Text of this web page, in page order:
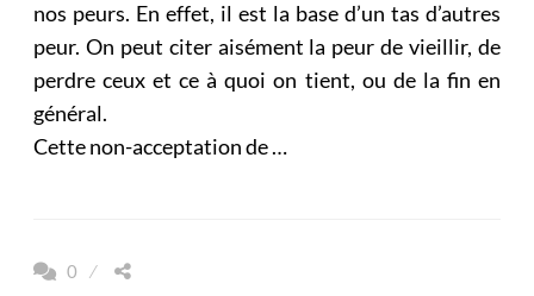
nos peurs. En effet, il est la base d’un tas d’autres
peur. On peut citer aisément la peur de vieillir, de
perdre ceux et ce à quoi on tient, ou de la fin en
général.
Cette non-acceptation de …
0